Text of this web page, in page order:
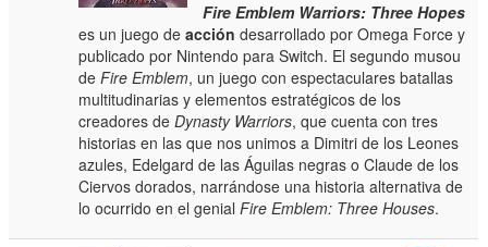
Fire Emblem Warriors: Three Hopes
es un juego deacción desarrollado por Omega Force y
publicado por Nintendo para Switch. El segundo musou
deFire Emblem, un juego con espectaculares batallas
multitudinarias y elementos estratégicos de los
creadores deDynasty Warriors, que cuenta con tres
historias en las que nos unimos a Dimitri de los Leones
azules, Edelgard de las Águilas negras o Claude de los
Ciervos dorados, narrándose una historia alternativa de
lo ocurrido en el genialFire Emblem: Three Houses.